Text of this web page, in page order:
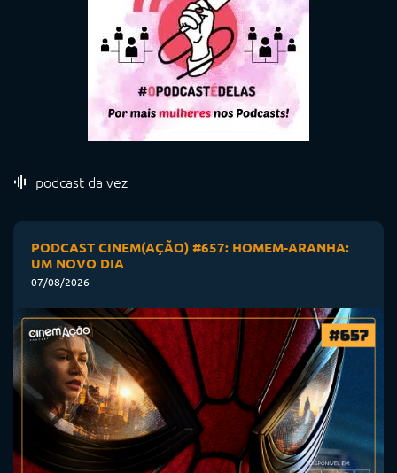
podcast da vez
PODCAST CINEM(AÇÃO) #657: HOMEM-ARANHA:
UM NOVO DIA
07/08/2026